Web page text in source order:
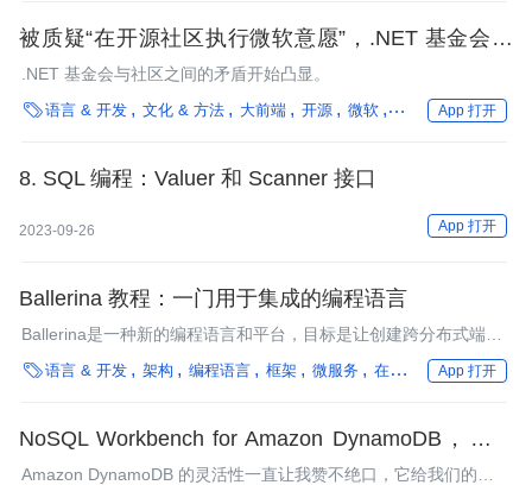
被质疑“在开源社区执行微软意愿”，.NET 基金会前
董事为其提交的 PR 道歉并辞职
.NET 基金会与社区之间的矛盾开始凸显。
语言 & 开发 文化 & 方法 大前端 开源 微软 社区 .NET 框架
App 打开
8. SQL 编程：Valuer 和 Scanner 接口
2023-09-26 App 打开
Ballerina 教程：一门用于集成的编程语言
Ballerina是一种新的编程语言和平台，目标是让创建跨分布式端点
的弹性服务变得更轻松。Ballerina的设计原则侧重于将集成概念变
成一种编程语言，包括网络感知类型系统、时序图语法、并发
语言 & 开发 架构 编程语言 框架 微服务 在离线混部 实时计算
App 打开
NoSQL Workbench for Amazon DynamoDB，预览
版现已推出
Amazon DynamoDB 的灵活性一直让我赞不绝口，它给我们的客